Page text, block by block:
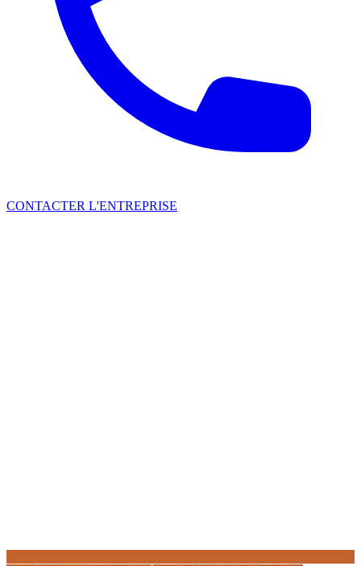
CONTACTER L'ENTREPRISE